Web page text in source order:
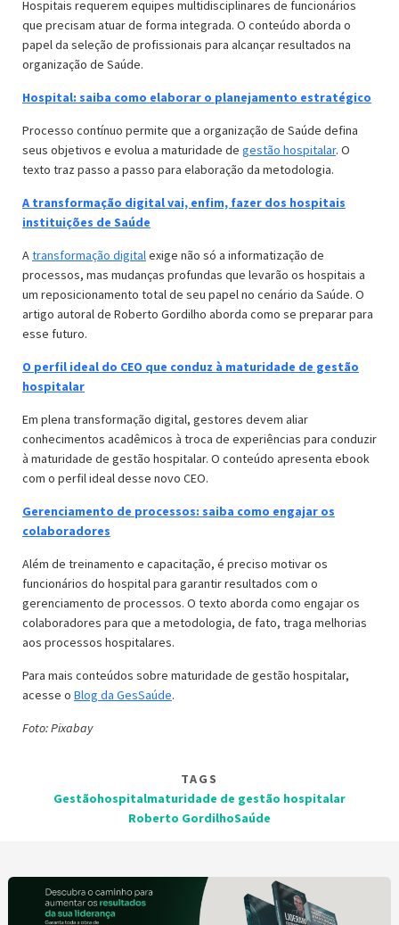
Hospitais requerem equipes multidisciplinares de funcionários
que precisam atuar de forma integrada. O conteúdo aborda o
papel da seleção de profissionais para alcançar resultados na
organização de Saúde.
Hospital: saiba como elaborar o planejamento estratégico
Processo contínuo permite que a organização de Saúde defina
seus objetivos e evolua a maturidade de gestão hospitalar. O
texto traz passo a passo para elaboração da metodologia.
A transformação digital vai, enfim, fazer dos hospitais
instituições de Saúde
Atransformação digitalexige não só a informatização de
processos, mas mudanças profundas que levarão os hospitais a
um reposicionamento total de seu papel no cenário da Saúde. O
artigo autoral de Roberto Gordilho aborda como se preparar para
esse futuro.
O perfil ideal do CEO que conduz à maturidade de gestão
hospitalar
Em plena transformação digital, gestores devem aliar
conhecimentos acadêmicos à troca de experiências para conduzir
à maturidade de gestão hospitalar. O conteúdo apresenta ebook
com o perfil ideal desse novo CEO.
Gerenciamento de processos: saiba como engajar os
colaboradores
Além de treinamento e capacitação, é preciso motivar os
funcionários do hospital para garantir resultados com o
gerenciamento de processos. O texto aborda como engajar os
colaboradores para que a metodologia, de fato, traga melhorias
aos processos hospitalares.
Para mais conteúdos sobre maturidade de gestão hospitalar,
acesse o Blog da GesSaúde.
Foto: Pixabay
TAGS
Gestãohospitalmaturidade de gestão hospitalar
Roberto GordilhoSaúde